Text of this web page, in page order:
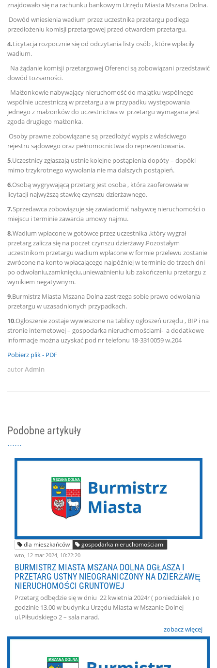
znajdowało się na rachunku bankowym Urzędu Miasta Mszana Dolna.
Dowód wniesienia wadium przez uczestnika przetargu podlega
przedłożeniu komisji przetargowej przed otwarciem przetargu.
4.Licytacja rozpocznie się od odczytania listy osób , które wpłaciły
wadium.
Na żądanie komisji przetargowej Oferenci są zobowiązani przedstawić
dowód tożsamości.
Małżonkowie nabywający nieruchomość do majątku wspólnego
wspólnie uczestniczą w przetargu a w przypadku występowania
jednego z małżonków do uczestnictwa w przetargu wymagana jest
zgoda drugiego małżonka.
Osoby prawne zobowiązane są przedłożyć wypis z właściwego
rejestru sądowego oraz pełnomocnictwa do reprezentowania.
5.Uczestnicy zgłaszają ustnie kolejne postąpienia dopóty – dopóki
mimo trzykrotnego wywołania nie ma dalszych postąpień.
6.Osobą wygrywającą przetarg jest osoba , która zaoferowała w
licytacji najwyższą stawkę czynszu dzierżawnego.
7.Sprzedawca zobowiązuje się zawiadomić nabywcę nieruchomości o
miejscu i terminie zawarcia umowy najmu.
8.Wadium wpłacone w gotówce przez uczestnika ,który wygrał
przetarg zalicza się na poczet czynszu dzierżawy.Pozostałym
uczestnikom przetargu wadium wpłacone w formie przelewu zostanie
zwrócone na konto wpłacającego najpóźniej w terminie do trzech dni
po odwołaniu,zamknięciu,unieważnieniu lub zakończeniu przetargu z
wynikiem negatywnym.
9.Burmistrz Miasta Mszana Dolna zastrzega sobie prawo odwołania
przetargu w uzasadnionych przypadkach.
10.Ogłoszenie zostaje wywieszone na tablicy ogłoszeń urzędu , BIP i na
stronie internetowej – gospodarka nieruchomościami- a dodatkowe
informacje można uzyskać pod nr telefonu 18-3310059 w.204
Pobierz plik - PDF
autorAdmin
Podobne artykuły
dla mieszkańców gospodarka nieruchomościami
wto, 12 mar 2024, 10:22:20
BURMISTRZ MIASTA MSZANA DOLNA OGŁASZA I
PRZETARG USTNY NIEOGRANICZONY NA DZIERŻAWĘ
NIERUCHOMOŚCI GRUNTOWEJ
Przetarg odbędzie się w dniu 22 kwietnia 2024r ( poniedziałek ) o
godzinie 13.00 w budynku Urzędu Miasta w Mszanie Dolnej
ul.Piłsudskiego 2 – sala narad.
zobacz więcej